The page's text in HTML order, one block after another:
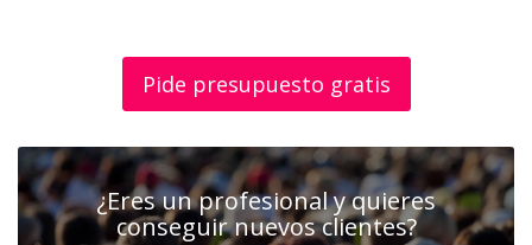
Pide presupuesto gratis
¿Eres un profesional y quieres
conseguir nuevos clientes?